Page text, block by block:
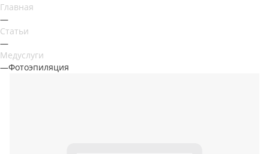
Главная
—
Статьи
—
Медуслуги
—Фотоэпиляция